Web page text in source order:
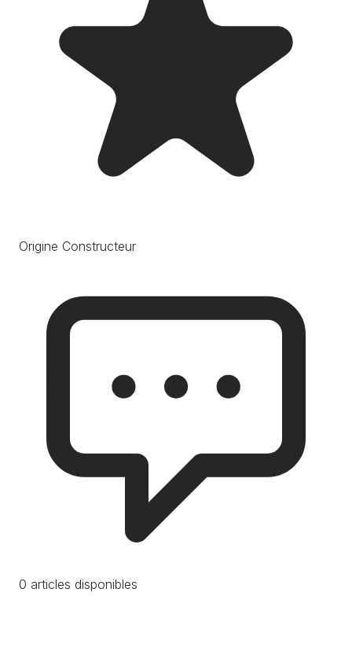
Origine Constructeur
0 articles disponibles